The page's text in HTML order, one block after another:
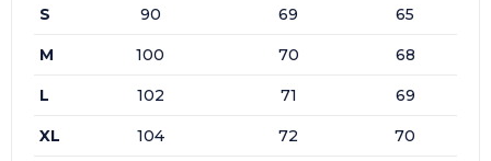
S 90 69 65
M 100 70 68
L 102 71 69
XL 104 72 70